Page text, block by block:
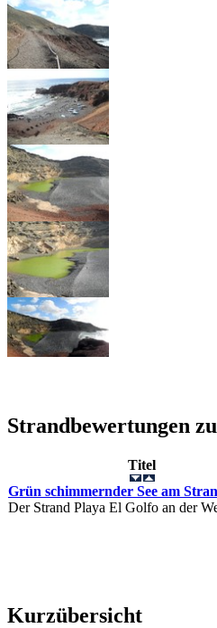
Strandbewertungen zu
Titel
Grün schimmernder See am
Der Strand Playa El Golfo an der
Kurzübersicht